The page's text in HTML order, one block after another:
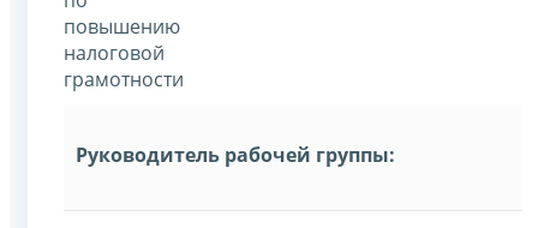
повышению
налоговой
грамотности
Руководитель рабочей группы: